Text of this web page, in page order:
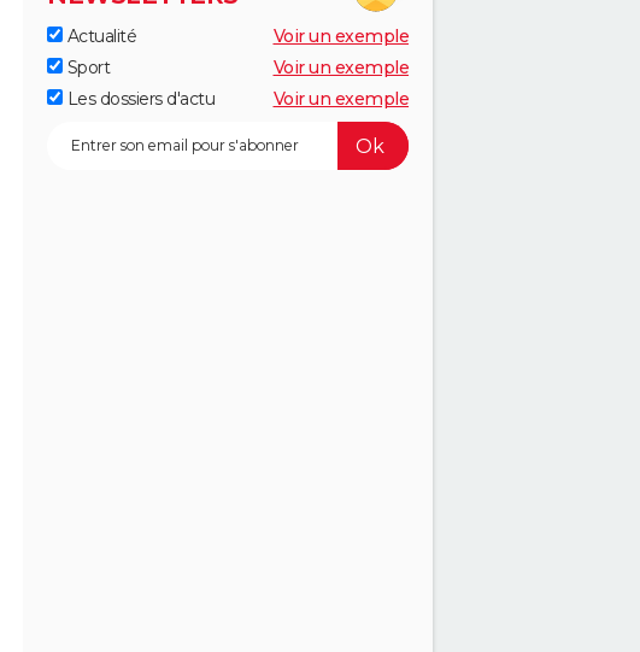
Actualité
Voir un exemple
Sport
Voir un exemple
Les dossiers d'actu
Voir un exemple